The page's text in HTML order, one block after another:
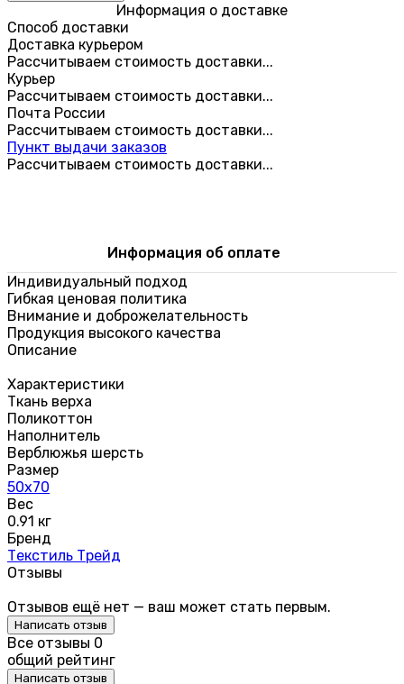
Информация о доставке
Способ доставки
Доставка курьером
Рассчитываем стоимость доставки...
Курьер
Рассчитываем стоимость доставки...
Почта России
Рассчитываем стоимость доставки...
Пункт выдачи заказов
Рассчитываем стоимость доставки...
Информация об оплате
Индивидуальный подход
Гибкая ценовая политика
Внимание и доброжелательность
Продукция высокого качества
Описание
Характеристики
Ткань верха
Поликоттон
Наполнитель
Верблюжья шерсть
Размер
50х70
Вес
0.91 кг
Бренд
Текстиль Трейд
Отзывы
Отзывов ещё нет — ваш может стать первым.
Написать отзыв
Все отзывы 0
общий рейтинг
Написать отзыв